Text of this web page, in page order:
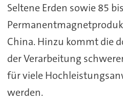
Seltene Erden sowie 85
China. Hinzu kommt die
der Verarbeitung
für viele
werden.